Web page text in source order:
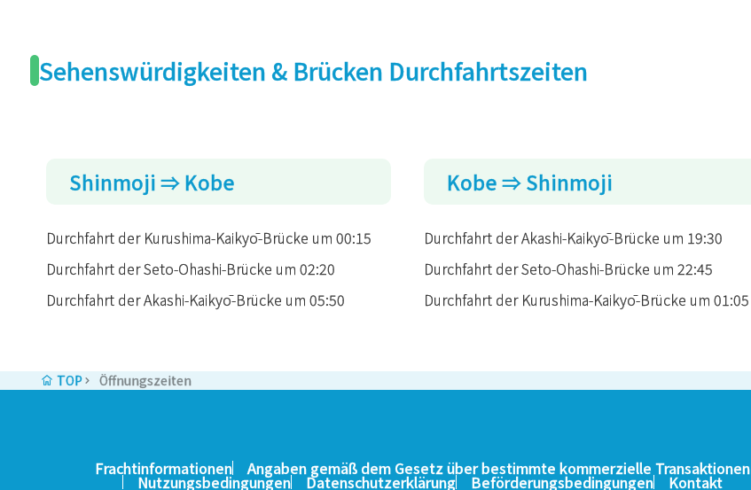
Sehenswürdigkeiten & Brücken Durchfahrtszeiten
Shinmoji ⇒ Kobe
Durchfahrt der Kurushima-Kaikyō-Brücke um 00:15
Durchfahrt der Seto-Ohashi-Brücke um 02:20
Durchfahrt der Akashi-Kaikyō-Brücke um 05:50
Kobe ⇒ Shinmoji
Durchfahrt der Akashi-Kaikyō-Brücke um 19:30
Durchfahrt der Seto-Ohashi-Brücke um 22:45
Durchfahrt der Kurushima-Kaikyō-Brücke um 01:05
TOP Öffnungszeiten
Frachtinformationen Angaben gemäß dem Gesetz über bestimmte kommerzielle Transaktionen
Nutzungsbedingungen Datenschutzerklärung Beförderungsbedingungen Kontakt